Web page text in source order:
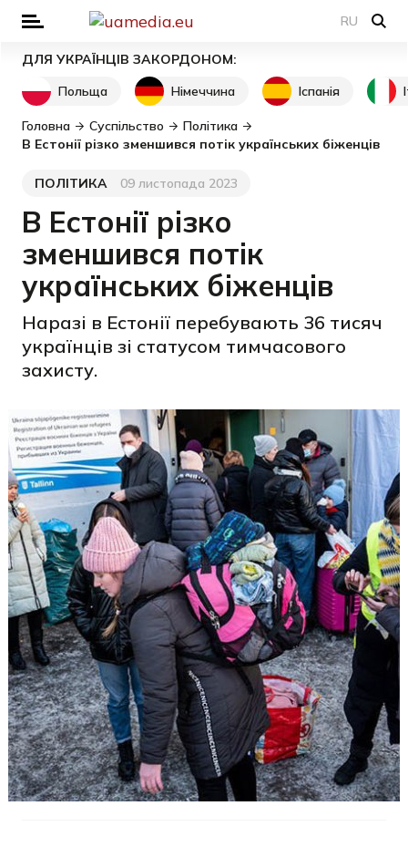
RU
ДЛЯ УКРАЇНЦІВ ЗАКОРДОНОМ:
Польща
Німеччина Іспанія
Головна Суспільство
Політика
В Естонії різко зменшився потік українських біженців
Категорія
ПОЛІТИКА
Дата публікації09 листопада 2023
В Естонії різко
зменшився потік
українських біженців
Наразі в Естонії перебувають 36 тисяч
українців зі статусом тимчасового
захисту.